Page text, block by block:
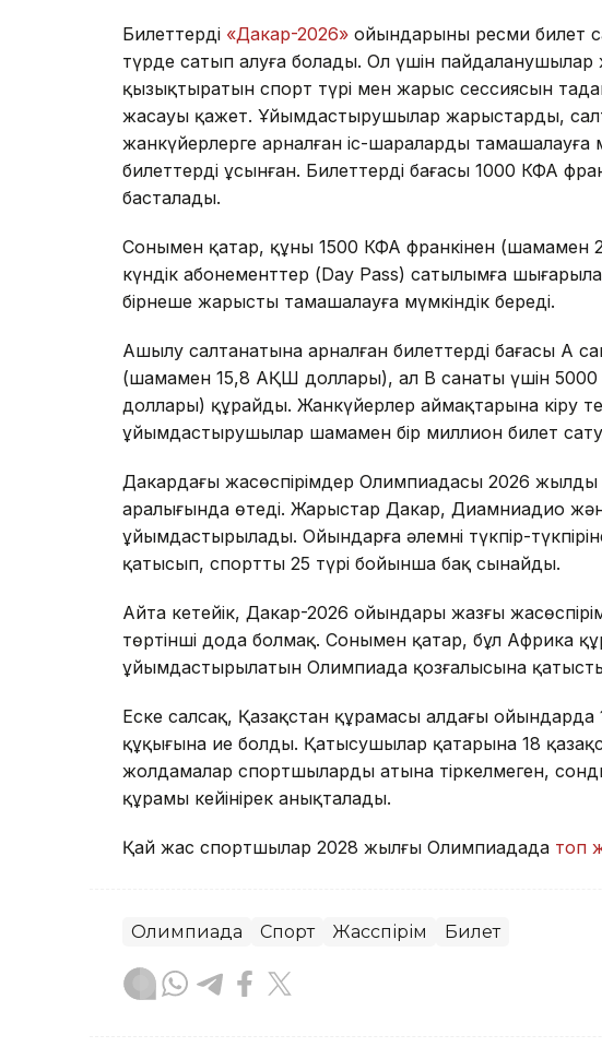
Билеттерді «Дакар-2026» ойындарының ресми билет
түрде сатып алуға болады. Ол үшін пайдаланушылар
қызықтыратын спорт түрі мен жарыс сессиясын
жасауы қажет. Ұйымдастырушылар жарыстарды,
жанкүйерлерге арналған іс-шараларды тамашалауға
билеттерді ұсынған. Билеттердің бағасы 1000 КФА
басталады.
Сонымен қатар, құны 1500 КФА франкінен (шамамен
күндік абонементтер (Day Pass) сатылымға
бірнеше жарысты тамашалауға мүмкіндік береді.
Ашылу салтанатына арналған билеттердің бағасы А
(шамамен 15,8 АҚШ доллары), ал B санаты үшін
доллары) құрайды. Жанкүйерлер аймақтарына кіру
ұйымдастырушылар шамамен бір миллион билет
Дакардағы жасөспірімдер Олимпиадасы 2026
аралығында өтеді. Жарыстар Дакар, Диамниадио
ұйымдастырылады. Ойындарға әлемнің түкпір-
қатысып, спорттың 25 түрі бойынша бақ сынайды.
Айта кетейік, Дакар-2026 ойындары жазғы
төртінші дода болмақ. Сонымен қатар, бұл Африка
ұйымдастырылатын Олимпиада қозғалысына
Еске салсақ, Қазақстан құрамасы алдағы ойындарда
құқығына ие болды. Қатысушылар қатарына 18
жолдамалар спортшылардың атына тіркелмеген,
құрамы кейінірек анықталады.
Қай жас спортшылар 2028 жылғы Олимпиадада топ
Олимпиада Спорт Жасөспірім Билет